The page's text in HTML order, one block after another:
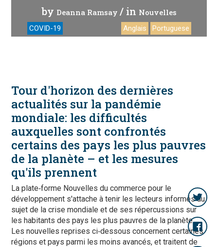
by Deanna Ramsay / in Nouvelles
COVID-19 Anglais Portuguese
Tour d'horizon des dernières
actualités sur la pandémie
mondiale: les difficultés
auxquelles sont confrontés
certains des pays les plus pauvres
de la planète – et les mesures
qu'ils prennent
La plate‑forme Nouvelles du commerce pour le
développement s'attache à tenir les lecteurs informés au
sujet de la crise mondiale et de ses répercussions sur
les habitants des pays les plus pauvres de la planète.
Les nouvelles reprises ci‑dessous concernent certaines
régions et pays parmi les moins avancés, et traitent de